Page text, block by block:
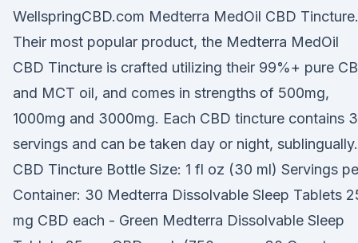
WellspringCBD.com Medterra MedOil CBD Tincture.
Their most popular product, the Medterra MedOil
CBD Tincture is crafted utilizing their 99%+ pure
and MCT oil, and comes in strengths of 500mg,
1000mg and 3000mg. Each CBD tincture contains
servings and can be taken day or night, sublingually.
CBD Tincture Bottle Size: 1 fl oz (30 ml) Servings
Container: 30 Medterra Dissolvable Sleep Tablets
mg CBD each - Green Medterra Dissolvable Sleep